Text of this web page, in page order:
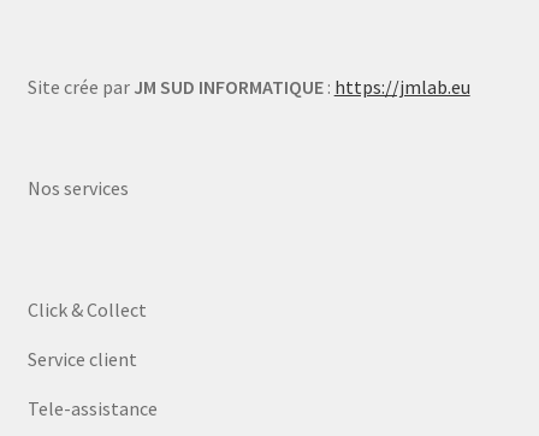
Site crée par JM SUD INFORMATIQUE: https://jmlab.eu
Nos services
Click & Collect
Service client
Tele-assistance